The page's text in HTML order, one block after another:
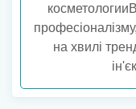
на хвилі